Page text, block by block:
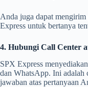
Anda juga dapat
Express untuk bertanya
4. Hubungi Call Center
SPX Express
dan WhatsApp. Ini adalah
jawaban atas pertanyaan